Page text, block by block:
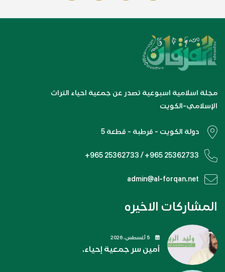
مجلة اسلامية اسبوعية تصدر عن جمعية احياء التراث
الإسلامي-الكويت
دولة الكويت - قرطبة - قطعة 5
+965 25362733 / +965 25362733
admin@al-forqan.net
المشاركات الاخيره
أمين سر جمعية إحياء.